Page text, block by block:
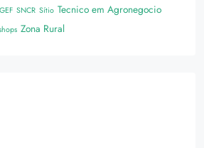
SNCR Sítio Tecnico em Agronegocio
Zona Rural